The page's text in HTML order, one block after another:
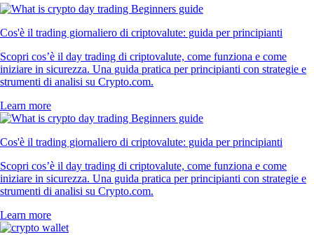
Cos'è il trading giornaliero di criptovalute: guida per principianti
Scopri cos’è il day trading di criptovalute, come funziona e come
iniziare in sicurezza. Una guida pratica per principianti con strategie e
strumenti di analisi su Crypto.com.
Learn more
Cos'è il trading giornaliero di criptovalute: guida per principianti
Scopri cos’è il day trading di criptovalute, come funziona e come
iniziare in sicurezza. Una guida pratica per principianti con strategie e
strumenti di analisi su Crypto.com.
Learn more